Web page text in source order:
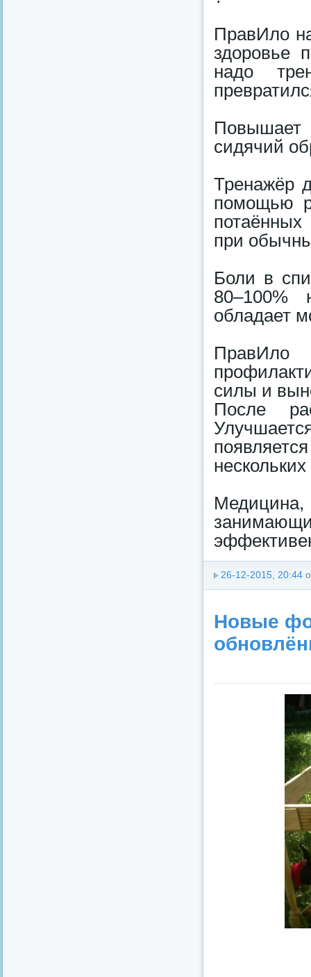
ПравИло
здоровье
надо
Повышает
сидячий
Тренажёр
помощью
при
Боли в
80–100%
обладает
ПравИло
силы и
После
26-12-2015, 20:44
Новые